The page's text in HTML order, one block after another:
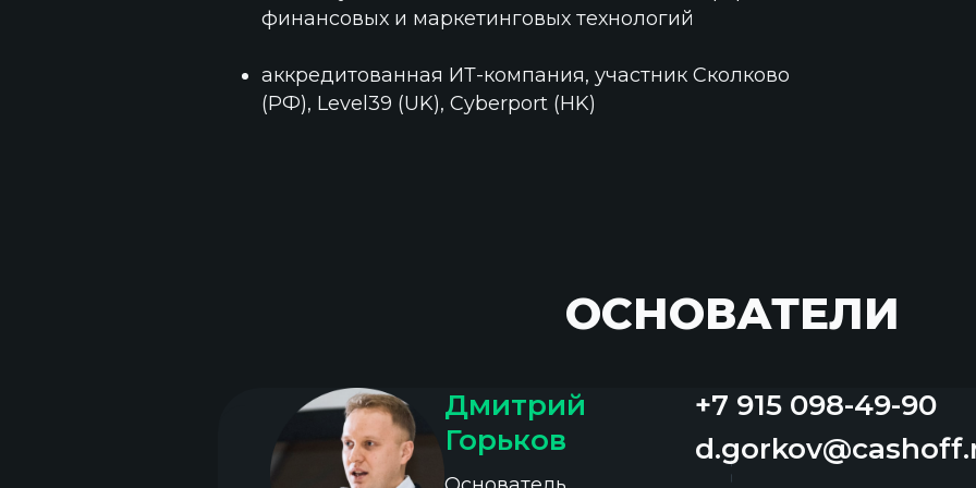
финансовых и маркетинговых технологий
аккредитованная ИТ-компания, участник Сколково
(РФ), Level39 (UK), Cyberport (HK)
ОСНОВАТЕЛИ
Дмитрий
Горьков
+7 915 098-49-90